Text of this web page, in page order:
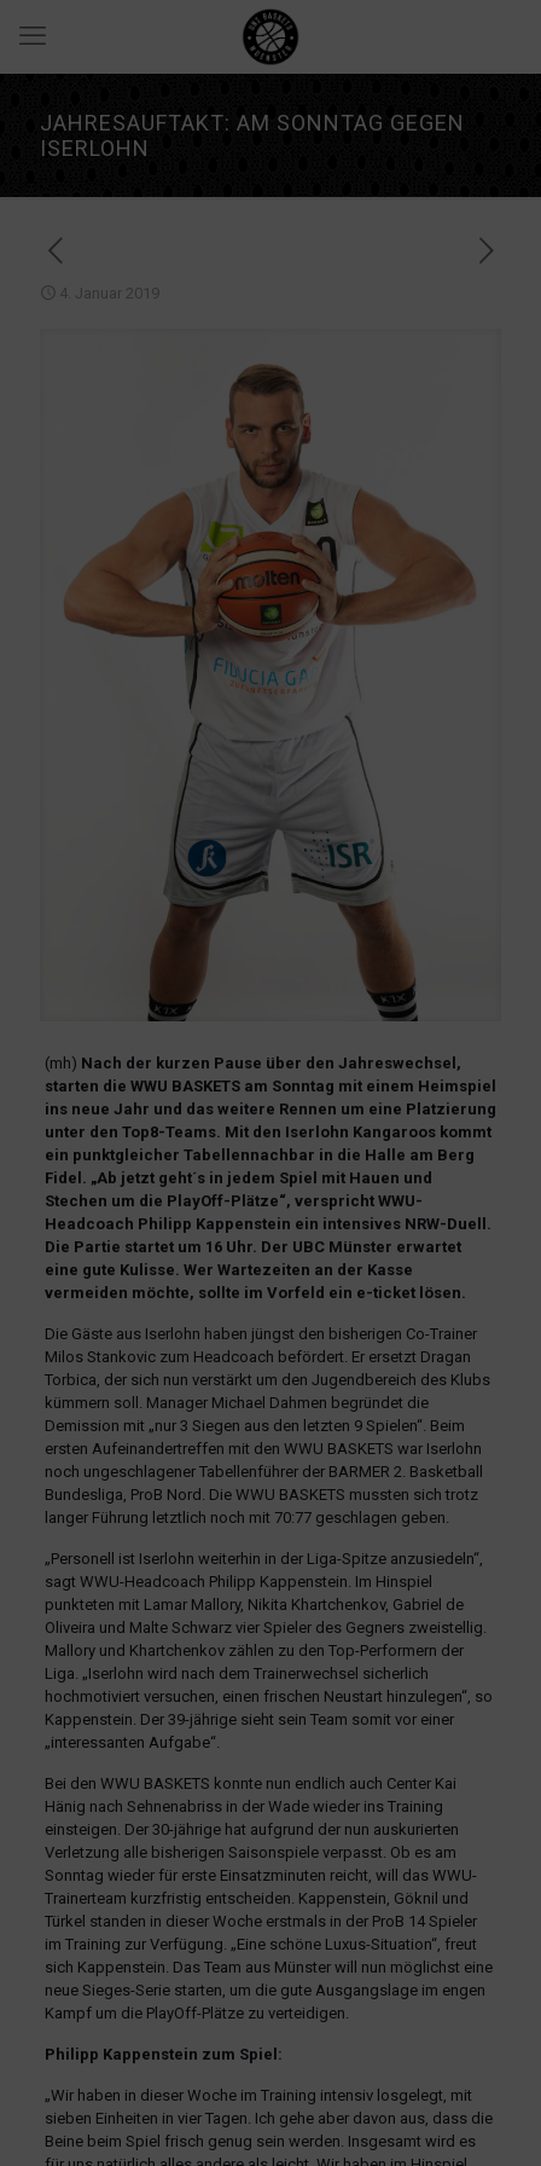
JAHRESAUFTAKT: AM SONNTAG GEGEN
ISERLOHN
4. Januar 2019
(mh) Nach der kurzen Pause über den Jahreswechsel,
starten die WWU BASKETS am Sonntag mit einem Heimspiel
ins neue Jahr und das weitere Rennen um eine Platzierung
unter den Top8-Teams. Mit den Iserlohn Kangaroos kommt
ein punktgleicher Tabellennachbar in die Halle am Berg
Fidel. „Ab jetzt geht´s in jedem Spiel mit Hauen und
Stechen um die PlayOff-Plätze“, verspricht WWU-
Headcoach Philipp Kappenstein ein intensives NRW-Duell.
Die Partie startet um 16 Uhr. Der UBC Münster erwartet
eine gute Kulisse. Wer Wartezeiten an der Kasse
vermeiden möchte, sollte im Vorfeld ein e-ticket lösen.
Die Gäste aus Iserlohn haben jüngst den bisherigen Co-Trainer
Milos Stankovic zum Headcoach befördert. Er ersetzt Dragan
Torbica, der sich nun verstärkt um den Jugendbereich des Klubs
kümmern soll. Manager Michael Dahmen begründet die
Demission mit „nur 3 Siegen aus den letzten 9 Spielen“. Beim
ersten Aufeinandertreffen mit den WWU BASKETS war Iserlohn
noch ungeschlagener Tabellenführer der BARMER 2. Basketball
Bundesliga, ProB Nord. Die WWU BASKETS mussten sich trotz
langer Führung letztlich noch mit 70:77 geschlagen geben.
„Personell ist Iserlohn weiterhin in der Liga-Spitze anzusiedeln“,
sagt WWU-Headcoach Philipp Kappenstein. Im Hinspiel
punkteten mit Lamar Mallory, Nikita Khartchenkov, Gabriel de
Oliveira und Malte Schwarz vier Spieler des Gegners zweistellig.
Mallory und Khartchenkov zählen zu den Top-Performern der
Liga. „Iserlohn wird nach dem Trainerwechsel sicherlich
hochmotiviert versuchen, einen frischen Neustart hinzulegen“, so
Kappenstein. Der 39-jährige sieht sein Team somit vor einer
„interessanten Aufgabe“.
Bei den WWU BASKETS konnte nun endlich auch Center Kai
Hänig nach Sehnenabriss in der Wade wieder ins Training
einsteigen. Der 30-jährige hat aufgrund der nun auskurierten
Verletzung alle bisherigen Saisonspiele verpasst. Ob es am
Sonntag wieder für erste Einsatzminuten reicht, will das WWU-
Trainerteam kurzfristig entscheiden. Kappenstein, Göknil und
Türkel standen in dieser Woche erstmals in der ProB 14 Spieler
im Training zur Verfügung. „Eine schöne Luxus-Situation“, freut
sich Kappenstein. Das Team aus Münster will nun möglichst eine
neue Sieges-Serie starten, um die gute Ausgangslage im engen
Kampf um die PlayOff-Plätze zu verteidigen.
Philipp Kappenstein zum Spiel:
„Wir haben in dieser Woche im Training intensiv losgelegt, mit
sieben Einheiten in vier Tagen. Ich gehe aber davon aus, dass die
Beine beim Spiel frisch genug sein werden. Insgesamt wird es